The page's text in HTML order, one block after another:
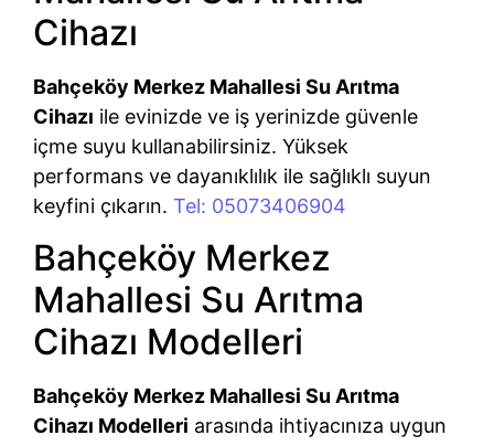
Cihazı
Bahçeköy Merkez Mahallesi Su Arıtma
Cihazı ile evinizde ve iş yerinizde güvenle
içme suyu kullanabilirsiniz. Yüksek
performans ve dayanıklılık ile sağlıklı suyun
keyfini çıkarın. Tel: 05073406904
Bahçeköy Merkez
Mahallesi Su Arıtma
Cihazı Modelleri
Bahçeköy Merkez Mahallesi Su Arıtma
Cihazı Modelleri arasında ihtiyacınıza uygun